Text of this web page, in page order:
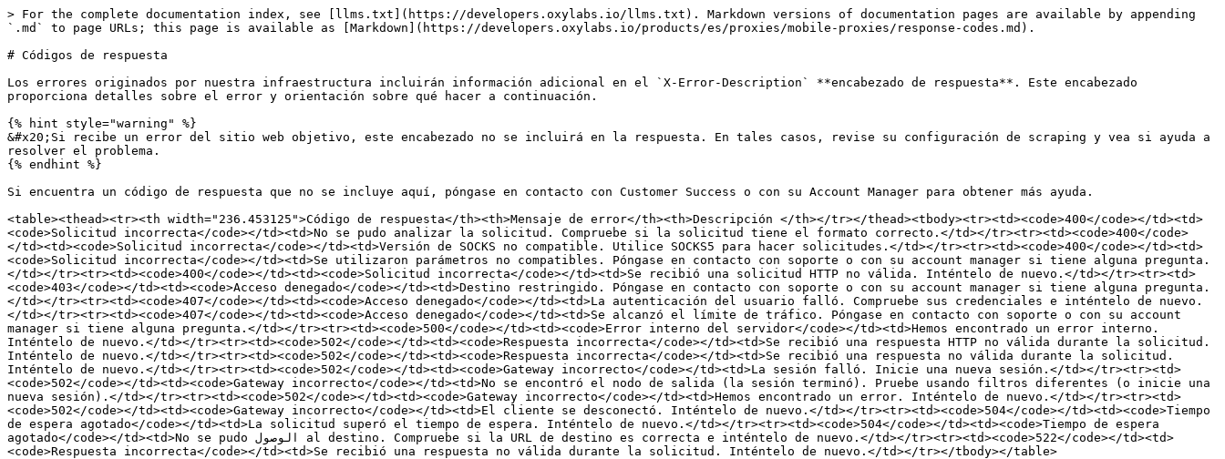
> For the complete documentation index, see [llms.txt](https://developers.oxylabs.io/llms.txt). Markdown versions of documentation pages are available by appending
`.md` to page URLs; this page is available as [Markdown](https://developers.oxylabs.io/products/es/proxies/mobile-proxies/response-codes.md).
# Códigos de respuesta
Los errores originados por nuestra infraestructura incluirán información adicional en el `X-Error-Description` **encabezado de respuesta**. Este encabezado
proporciona detalles sobre el error y orientación sobre qué hacer a continuación.
{% hint style="warning" %}
&#x20;Si recibe un error del sitio web objetivo, este encabezado no se incluirá en la respuesta. En tales casos, revise su configuración de scraping y vea si ayuda a
resolver el problema.
{% endhint %}
Si encuentra un código de respuesta que no se incluye aquí, póngase en contacto con Customer Success o con su Account Manager para obtener más ayuda.
<table><thead><tr><th width="236.453125">Código de respuesta</th><th>Mensaje de error</th><th>Descripción </th></tr></thead><tbody><tr><td><code>400</code></td><td>
<code>Solicitud incorrecta</code></td><td>No se pudo analizar la solicitud. Compruebe si la solicitud tiene el formato correcto.</td></tr><tr><td><code>400</code>
</td><td><code>Solicitud incorrecta</code></td><td>Versión de SOCKS no compatible. Utilice SOCKS5 para hacer solicitudes.</td></tr><tr><td><code>400</code></td><td>
<code>Solicitud incorrecta</code></td><td>Se utilizaron parámetros no compatibles. Póngase en contacto con soporte o con su account manager si tiene alguna pregunta.
</td></tr><tr><td><code>400</code></td><td><code>Solicitud incorrecta</code></td><td>Se recibió una solicitud HTTP no válida. Inténtelo de nuevo.</td></tr><tr><td>
<code>403</code></td><td><code>Acceso denegado</code></td><td>Destino restringido. Póngase en contacto con soporte o con su account manager si tiene alguna pregunta.
</td></tr><tr><td><code>407</code></td><td><code>Acceso denegado</code></td><td>La autenticación del usuario falló. Compruebe sus credenciales e inténtelo de nuevo.
</td></tr><tr><td><code>407</code></td><td><code>Acceso denegado</code></td><td>Se alcanzó el límite de tráfico. Póngase en contacto con soporte o con su account
manager si tiene alguna pregunta.</td></tr><tr><td><code>500</code></td><td><code>Error interno del servidor</code></td><td>Hemos encontrado un error interno.
Inténtelo de nuevo.</td></tr><tr><td><code>502</code></td><td><code>Respuesta incorrecta</code></td><td>Se recibió una respuesta HTTP no válida durante la solicitud.
Inténtelo de nuevo.</td></tr><tr><td><code>502</code></td><td><code>Respuesta incorrecta</code></td><td>Se recibió una respuesta no válida durante la solicitud.
Inténtelo de nuevo.</td></tr><tr><td><code>502</code></td><td><code>Gateway incorrecto</code></td><td>La sesión falló. Inicie una nueva sesión.</td></tr><tr><td>
<code>502</code></td><td><code>Gateway incorrecto</code></td><td>No se encontró el nodo de salida (la sesión terminó). Pruebe usando filtros diferentes (o inicie una
nueva sesión).</td></tr><tr><td><code>502</code></td><td><code>Gateway incorrecto</code></td><td>Hemos encontrado un error. Inténtelo de nuevo.</td></tr><tr><td>
<code>502</code></td><td><code>Gateway incorrecto</code></td><td>El cliente se desconectó. Inténtelo de nuevo.</td></tr><tr><td><code>504</code></td><td><code>Tiempo
de espera agotado</code></td><td>La solicitud superó el tiempo de espera. Inténtelo de nuevo.</td></tr><tr><td><code>504</code></td><td><code>Tiempo de espera
agotado</code></td><td>No se pudo الوصول al destino. Compruebe si la URL de destino es correcta e inténtelo de nuevo.</td></tr><tr><td><code>522</code></td><td>
<code>Respuesta incorrecta</code></td><td>Se recibió una respuesta no válida durante la solicitud. Inténtelo de nuevo.</td></tr></tbody></table>